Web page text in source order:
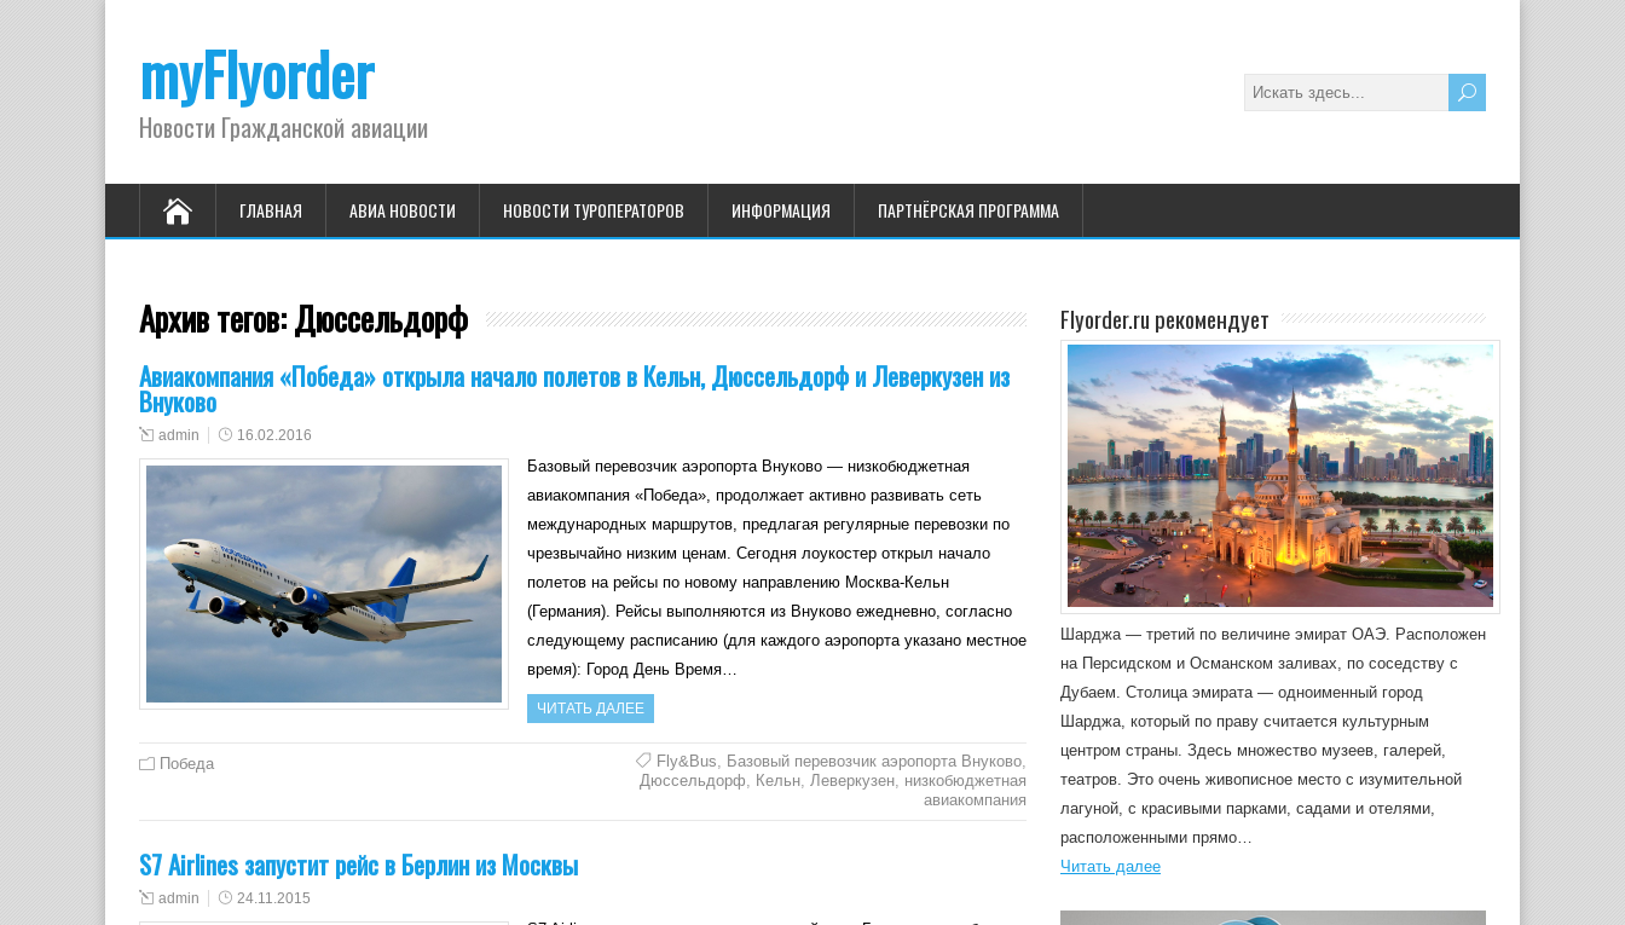
myFlyorder
Новости Гражданской авиации
ГЛАВНАЯ АВИА НОВОСТИ НОВОСТИ ТУРОПЕРАТОРОВ ИНФОРМАЦИЯ ПАРТНЁРСКАЯ ПРОГРАММА
Архив тегов:Дюссельдорф
Авиакомпания «Победа» открыла начало полетов в Кельн, Дюссельдорф и Леверкузен из
Внуково
admin 16.02.2016
Базовый перевозчик аэропорта Внуково — низкобюджетная
авиакомпания «Победа», продолжает активно развивать сеть
международных маршрутов, предлагая регулярные перевозки по
чрезвычайно низким ценам. Сегодня лоукостер открыл начало
полетов на рейсы по новому направлению Москва-Кельн
(Германия). Рейсы выполняются из Внуково ежедневно, согласно
следующему расписанию (для каждого аэропорта указано местное
время): Город День Время…
ЧИТАТЬ ДАЛЕЕ
Победа Fly&Bus, Базовый перевозчик аэропорта Внуково,
Дюссельдорф, Кельн, Леверкузен, низкобюджетная
авиакомпания
S7 Airlines запустит рейс в Берлин из Москвы
admin 24.11.2015
Flyorder.ru рекомендует
Шарджа — третий по величине эмират ОАЭ. Расположен
на Персидском и Османском заливах, по соседству с
Дубаем. Столица эмирата — одноименный город
Шарджа, который по праву считается культурным
центром страны. Здесь множество музеев, галерей,
театров. Это очень живописное место с изумительной
лагуной, с красивыми парками, садами и отелями,
расположенными прямо…
Читать далее